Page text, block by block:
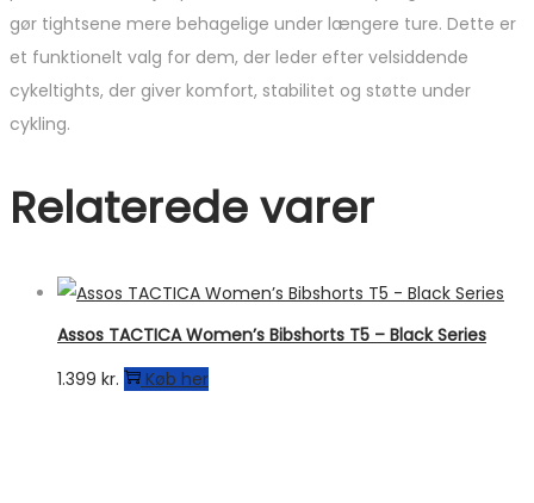
gør tightsene mere behagelige under længere ture. Dette er
et funktionelt valg for dem, der leder efter velsiddende
cykeltights, der giver komfort, stabilitet og støtte under
cykling.
Relaterede varer
Assos TACTICA Women’s Bibshorts T5 – Black Series
1.399 kr. Køb her